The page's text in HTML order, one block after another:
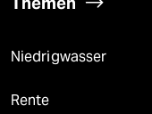
Niedrigwasser
Rente